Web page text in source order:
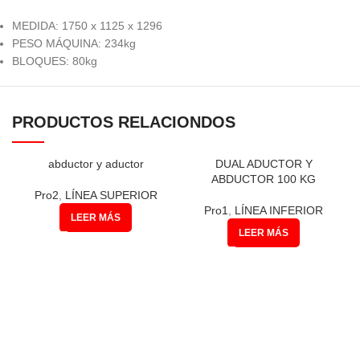
MEDIDA: 1750 x 1125 x 1296
PESO MÁQUINA: 234kg
BLOQUES: 80kg
PRODUCTOS RELACIONDOS
abductor y aductor
Pro2, LÍNEA SUPERIOR
LEER MÁS
DUAL ADUCTOR Y
ABDUCTOR 100 KG
Pro1, LÍNEA INFERIOR
LEER MÁS